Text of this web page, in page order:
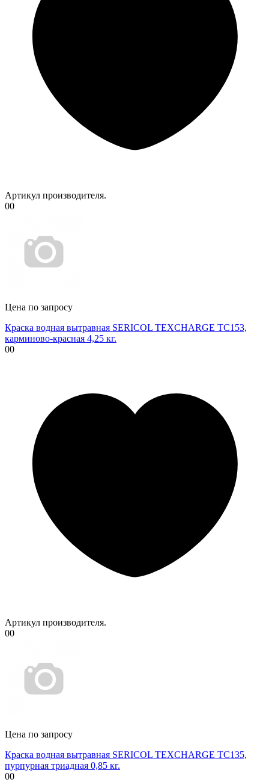
Артикул производителя.
00
Цена по запросу
Краска водная вытравная SERICOL TEXCHARGE TC153,
карминово-красная 4,25 кг.
00
Артикул производителя.
00
Цена по запросу
Краска водная вытравная SERICOL TEXCHARGE TC135,
пурпурная триадная 0,85 кг.
00